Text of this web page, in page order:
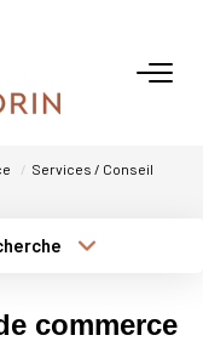
Services / Conseil
commerce